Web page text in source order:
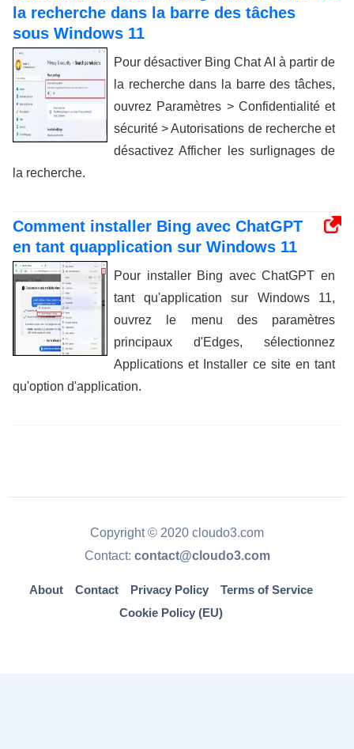
la recherche dans la barre des tâches
sous Windows 11
Pour désactiver Bing Chat AI à partir de
la recherche dans la barre des tâches,
ouvrez Paramètres > Confidentialité et
sécurité > Autorisations de recherche et
désactivez Afficher les surlignages de
la recherche.
Comment installer Bing avec ChatGPT
en tant quapplication sur Windows 11
Pour installer Bing avec ChatGPT en
tant qu'application sur Windows 11,
ouvrez le menu des paramètres
principaux d'Edges, sélectionnez
Applications et Installer ce site en tant
qu'option d'application.
Copyright © 2020 cloudo3.com
Contact: contact@cloudo3.com
About Contact Privacy Policy
Terms of Service
Cookie Policy (EU)